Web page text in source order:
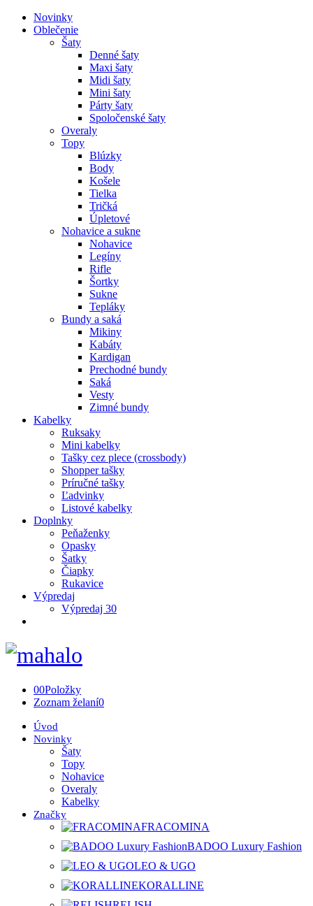
Novinky
Oblečenie
Šaty
Denné šaty
Maxi šaty
Midi šaty
Mini šaty
Párty šaty
Spoločenské šaty
Overaly
Topy
Blúzky
Body
Košele
Tielka
Tričká
Úpletové
Nohavice a sukne
Nohavice
Legíny
Rifle
Šortky
Sukne
Tepláky
Bundy a saká
Mikiny
Kabáty
Kardigan
Prechodné bundy
Saká
Vesty
Zimné bundy
Kabelky
Ruksaky
Mini kabelky
Tašky cez plece (crossbody)
Shopper tašky
Príručné tašky
Ľadvinky
Listové kabelky
Doplnky
Peňaženky
Opasky
Šatky
Čiapky
Rukavice
Výpredaj
Výpredaj 30
00Položky
Zoznam želaní0
Úvod
Novinky
Šaty
Topy
Nohavice
Overaly
Kabelky
Značky
FRACOMINA
BADOO Luxury Fashion
LEO & UGO
KORALLINE